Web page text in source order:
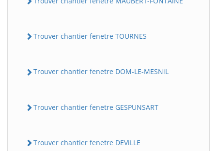
Trouver chantier fenetre TOURNES
Trouver chantier fenetre DOM-LE-MESNiL
Trouver chantier fenetre GESPUNSART
Trouver chantier fenetre DEViLLE